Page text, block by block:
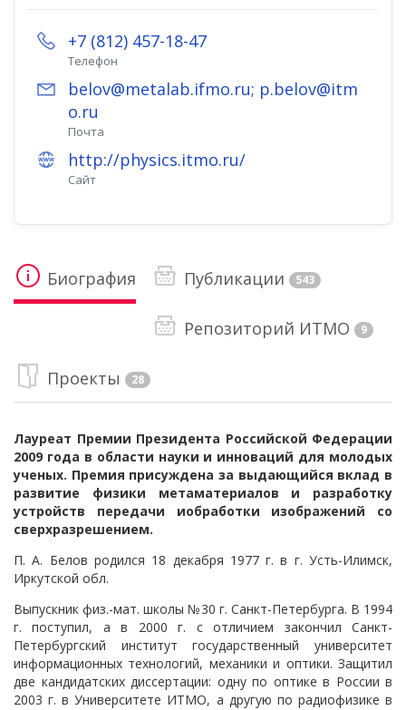
+7 (812) 457-18-47
Телефон
belov@metalab.ifmo.ru; p.belov@itm
o.ru
Почта
http://physics.itmo.ru/
Сайт
Биография Публикации 543
Репозиторий ИТМО 9
Проекты 28
Лауреат Премии Президента Российской Федерации
2009 года в области науки и инноваций для молодых
ученых. Премия присуждена за выдающийся вклад в
развитие физики метаматериалов и разработку
устройств передачи иобработки изображений со
сверхразрешением.
П. А. Белов родился 18 декабря 1977 г. в г. Усть-Илимск,
Иркутской обл.
Выпускник физ.-мат. школы №30 г. Санкт-Петербурга. В 1994
г. поступил, а в 2000 г. с отличием закончил Санкт-
Петербургский институт государственный университет
информационных технологий, механики и оптики. Защитил
две кандидатских диссертации: одну по оптике в России в
2003 г. в Университете ИТМО, а другую по радиофизике в